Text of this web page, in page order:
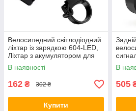
Велосипедний світлодіодний
ліхтар із зарядкою 604-LED,
Ліхтар з акумулятором для
велосипедистів EA-83
В наявності
162 ₴ 302 ₴
Купити
В
505